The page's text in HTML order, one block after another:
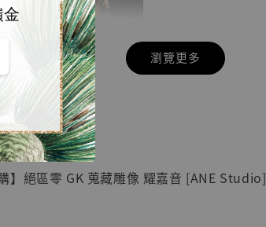
【店內現貨】七龍珠
系列蒐藏雕像 悟空
鳥山明紀念款 [奇蹟
工作室]
NT$ 4,280
- +
瀏覽更多
人島玩具】
購】絕區零 GK 蒐藏雕像 耀嘉音 [ANE Studio]